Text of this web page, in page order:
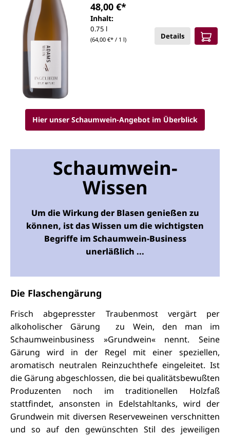
Inhalt:
0.75 l
(64,00 €* / 1 l)
48,00 €*
Details
Hier unser Schaumwein-Angebot im Überblick
Schaumwein-
Wissen
Um die Wirkung der Blasen genießen zu
können, ist das Wissen um die wichtigsten
Begriffe im Schaumwein-Business
unerläßlich ...
Die Flaschengärung
Frisch abgepresster Traubenmost vergärt per
alkoholischer Gärung zu Wein, den man im
Schaumweinbusiness »Grundwein« nennt. Seine
Gärung wird in der Regel mit einer speziellen,
aromatisch neutralen Reinzuchthefe eingeleitet. Ist
die Gärung abgeschlossen, die bei qualitätsbewußten
Produzenten noch im traditionellen Holzfaß
stattfindet, ansonsten in Edelstahltanks, wird der
Grundwein mit diversen Reserveweinen verschnitten
und so auf den gewünschten Stil des jeweiligen